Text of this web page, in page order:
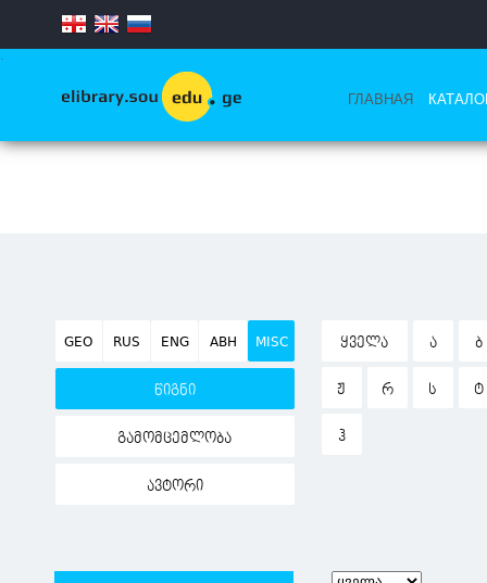
.
ГЛАВНАЯ
GEO RUS ENG ABH MISC
წიგნი
გამომცემლობა
ავტორი
ᲧᲕᲔᲚᲐ Ა Ბ
Ჟ Რ Ს Ტ
Ჰ